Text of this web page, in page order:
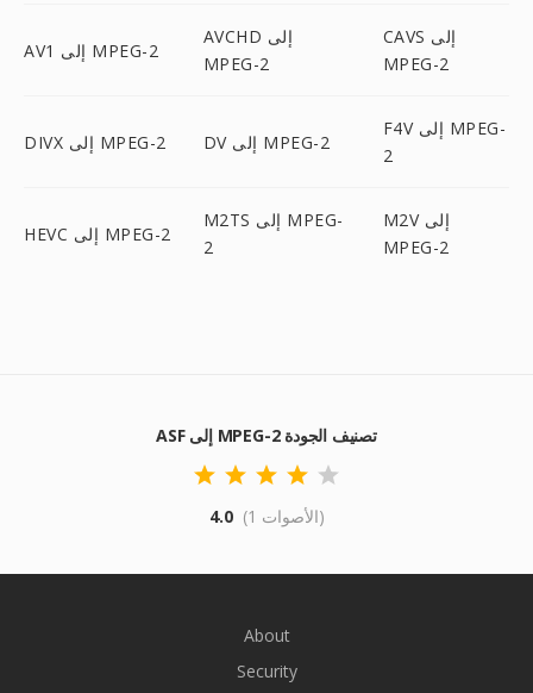
AV1 إلى MPEG-2
AVCHD إلى
MPEG-2
CAVS إلى
MPEG-2
DIVX إلى MPEG-2 DV إلى MPEG-2
F4V إلى MPEG-
2
HEVC إلى MPEG-2
M2TS إلى MPEG-
2
M2V إلى
MPEG-2
ASF إلى MPEG-2 تصنيف الجودة
4.0 (1 الأصوات)
About
Security